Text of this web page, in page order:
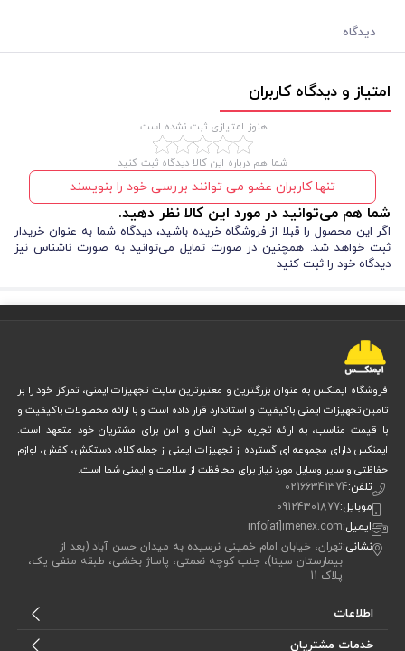
دیدگاه
امتیاز و دیدگاه کاربران
هنوز امتیازی ثبت نشده است.
شما هم درباره این کالا دیدگاه ثبت کنید
تنها کاربران عضو می توانند بررسی خود را بنویسند
شما هم می‌توانید در مورد این کالا نظر دهید.
اگر این محصول را قبلا از فروشگاه خریده باشید، دیدگاه شما به عنوان خریدار
ثبت خواهد شد. همچنین در صورت تمایل می‌توانید به صورت ناشناس نیز
دیدگاه خود را ثبت کنید
فروشگاه ایمنکس به عنوان بزرگترین و معتبرترین سایت تجهیزات ایمنی، تمرکز خود را بر
تامین تجهیزات ایمنی باکیفیت و استاندارد قرار داده است و با ارائه محصولات باکیفیت و
با قیمت مناسب، به ارائه تجربه خرید آسان و امن برای مشتریان خود متعهد است.
ایمنکس دارای مجموعه ای گسترده از تجهیزات ایمنی از جمله کلاه، دستکش، کفش، لوازم
حفاظتی و سایر وسایل مورد نیاز برای محافظت از سلامت و ایمنی شما است.
تلفن:02166341374
موبایل:09124301877
ایمیل:info[at]imenex.com
نشانی:تهران، خیابان امام خمینی نرسیده به میدان حسن آباد (بعد از
بیمارستان سینا)، جنب کوچه نعمتی، پاساژ بخشی، طبقه منفی یک،
پلاک 11
اطلاعات
خدمات مشتریان